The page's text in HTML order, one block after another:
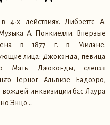
4-х действиях. Либретто А.
А. Понкиелли. Впервые
в 1877 г. в Милане.
лица: Джоконда, певица
Мать Джоконды, слепая
Герцог Альвизе Бадоэро,
вождей инквизиции бас Лаура
Энцо …